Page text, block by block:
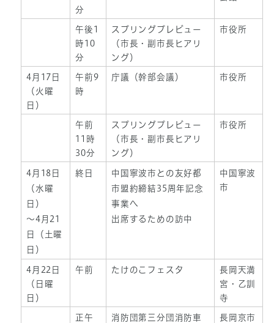
分
午後1
時10
分
スプリングプレビュー
（市長・副市長ヒアリ
ング）
市役所
4月17日
（火曜
日）
午前9
時
庁議（幹部会議） 市役所
午前
11時
30分
スプリングプレビュー
（市長・副市長ヒアリ
ング）
市役所
4月18日
（水曜
日）
～4月21
日（土曜
日）
終日
中国寧波市との友好都
市盟約締結35周年記念
事業へ
出席するための訪中
中国寧波
市
4月22日
（日曜
日）
午前 たけのこフェスタ
長岡天満
宮・乙訓
寺
正午
消防団第三分団消防車
長岡京市